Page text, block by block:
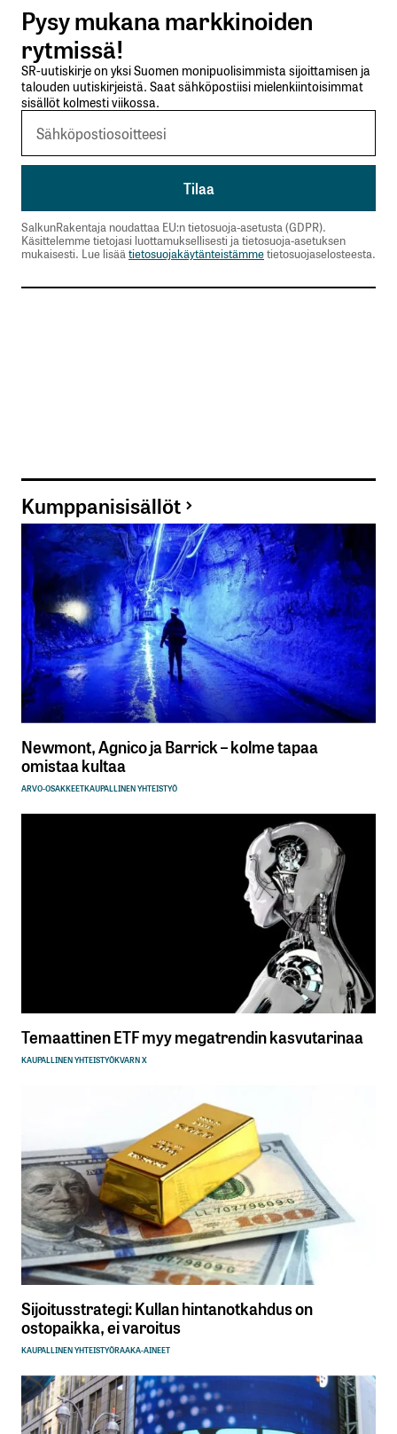
Lähetä kommentti
Pysy mukana markkinoiden
rytmissä!
SR-uutiskirje on yksi Suomen monipuolisimmista sijoittamisen ja
talouden uutiskirjeistä. Saat sähköpostiisi mielenkiintoisimmat
sisällöt kolmesti viikossa.
SalkunRakentaja noudattaa EU:n tietosuoja-asetusta (GDPR).
Käsittelemme tietojasi luottamuksellisesti ja tietosuoja-asetuksen
mukaisesti. Lue lisää tietosuojakäytänteistämmetietosuojaselosteesta.
Kumppanisisällöt
Newmont, Agnico ja Barrick – kolme tapaa
omistaa kultaa
ARVO-OSAKKEETKAUPALLINEN YHTEISTYÖ
Temaattinen ETF myy megatrendin kasvutarinaa
KAUPALLINEN YHTEISTYÖKVARN X
Sijoitusstrategi: Kullan hintanotkahdus on
ostopaikka, ei varoitus
KAUPALLINEN YHTEISTYÖRAAKA-AINEET